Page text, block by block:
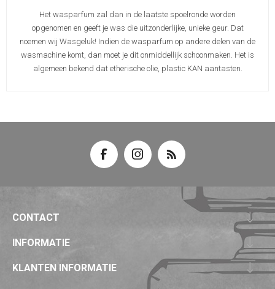
Het wasparfum zal dan in de laatste spoelronde worden
opgenomen en geeft je was die uitzonderlijke, unieke geur. Dat
noemen wij Wasgeluk! Indien de wasparfum op andere delen van de
wasmachine komt, dan moet je dit onmiddellijk schoonmaken. Het is
algemeen bekend dat etherische olie, plastic KAN aantasten.
CONTACT
INFORMATIE
KLANTEN INFORMATIE